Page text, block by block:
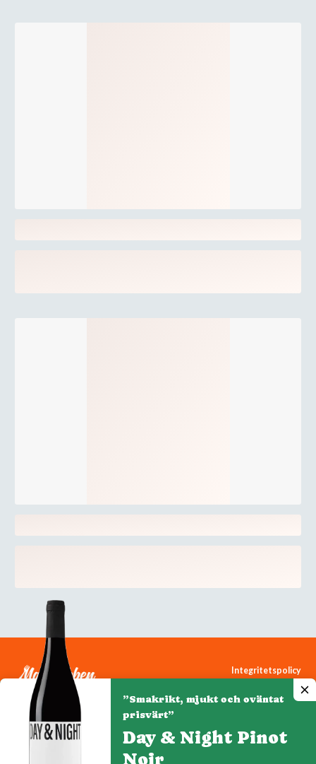
Integritetspolicy
Cookiepolicy
”Smakrikt, mjukt och oväntat
prisvärt”
Day & Night Pinot
Noir